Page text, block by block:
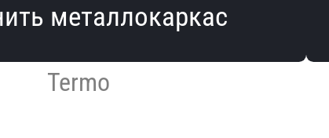
металлокаркас
Termo